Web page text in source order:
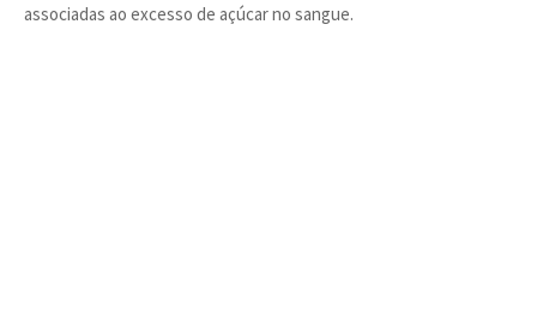
associadas ao excesso de açúcar no sangue.